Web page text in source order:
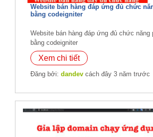
Website bán hàng đáp ứng đủ chức
bằng codeigniter
Website bán hàng đáp ứng đủ chức năng
bằng codeigniter
Xem chi tiết
Đăng bởi: dandev cách đây 3 năm trước